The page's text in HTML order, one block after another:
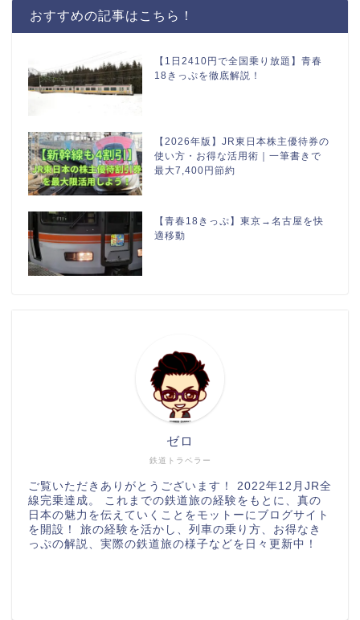
おすすめの記事はこちら！
【1日2410円で全国乗り放題】青春
18きっぷを徹底解説！
【2026年版】JR東日本株主優待券の
使い方・お得な活用術｜一筆書きで
最大7,400円節約
【青春18きっぷ】東京→名古屋を快
適移動
鉄道トラベラー
ゼロ
ご覧いただきありがとうございます！ 2022年12月JR全
線完乗達成。 これまでの鉄道旅の経験をもとに、真の
日本の魅力を伝えていくことをモットーにブログサイト
を開設！ 旅の経験を活かし、列車の乗り方、お得なき
っぷの解説、実際の鉄道旅の様子などを日々更新中！